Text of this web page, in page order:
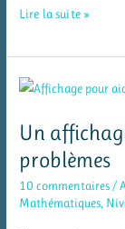
Jeu
mental
Tangram
des
multiplications
Lire la suite »
Un
problèmes
10 commentaires/
Mathématiques,